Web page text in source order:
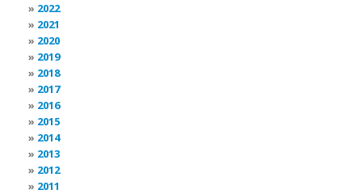
2022
2021
2020
2019
2018
2017
2016
2015
2014
2013
2012
2011